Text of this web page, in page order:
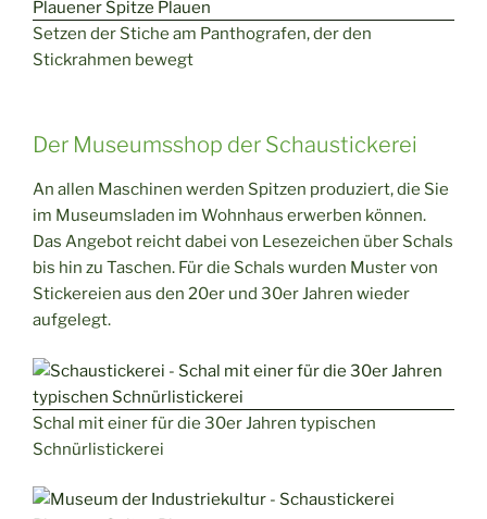
Setzen der Stiche am Panthografen, der den
Stickrahmen bewegt
Der Museumsshop der Schaustickerei
An allen Maschinen werden Spitzen produziert, die Sie
im Museumsladen im Wohnhaus erwerben können.
Das Angebot reicht dabei von Lesezeichen über Schals
bis hin zu Taschen. Für die Schals wurden Muster von
Stickereien aus den 20er und 30er Jahren wieder
aufgelegt.
Schal mit einer für die 30er Jahren typischen
Schnürlistickerei